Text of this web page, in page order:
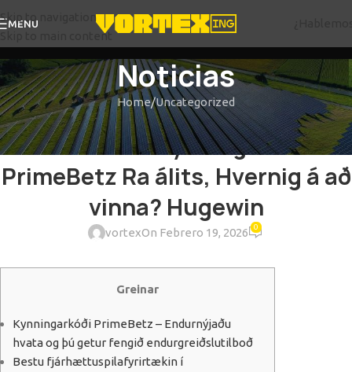
Skip to navigation
Skip to main content
MENU
Noticias
Home Uncategorized
UNCATEGORIZED
Leiðarvísir Kynningarkóði
PrimeBetz Ra álits, Hvernig á að
vinna? Hugewin
vortexOn Febrero 19, 2026 0
Greinar
Kynningarkóði PrimeBetz – Endurnýjaðu
hvata og þú getur fengið endurgreiðslutilboð
Bestu fjárhættuspilafyrirtækin í